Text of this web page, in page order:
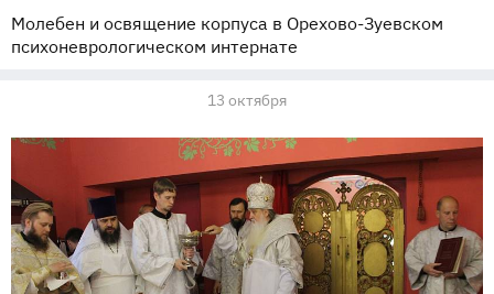
Молебен и освящение корпуса в Орехово-Зуевском
психоневрологическом интернате
13 октября